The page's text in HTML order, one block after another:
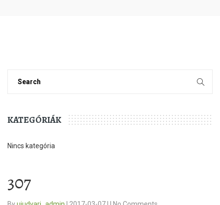
KATEGÓRIÁK
Nincs kategória
307